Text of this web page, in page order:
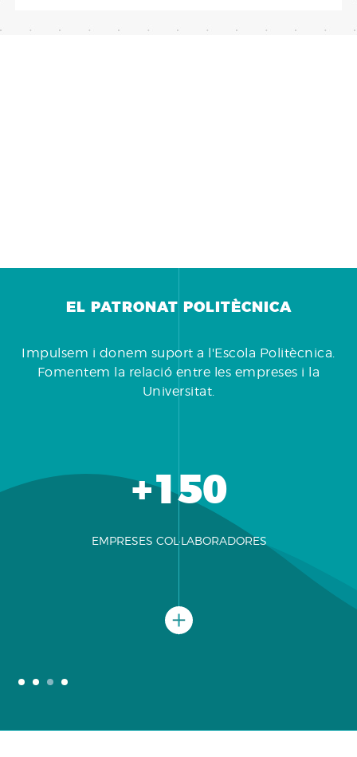
EL PATRONAT POLITÈCNICA
Impulsem i donem suport a l'Escola Politècnica.
Fomentem la relació entre les empreses i la
Universitat.
+150
EMPRESES COL·LABORADORES